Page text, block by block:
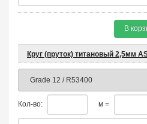
В
Круг (пруток) титановый 2,5мм
Кол-во: м =